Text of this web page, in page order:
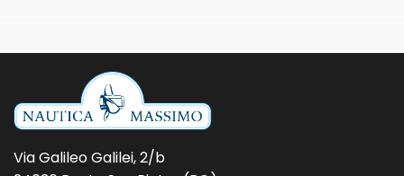
Via Galileo Galilei, 2/b